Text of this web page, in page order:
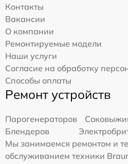
Контакты
Вакансии
О компании
Ремонтируемые модели
Наши услуги
Согласие на обработку
Способы оплаты
Ремонт устройств
Парогенераторов
Блендеров
Мы занимаемся ремонтом и
обслуживанием техники